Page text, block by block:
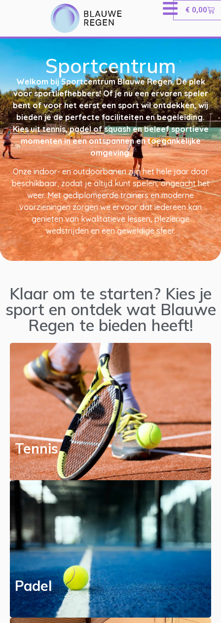
€ 0,00
Sportcentrum
Welkom bij Sportcentrum Blauwe Regen, Dé plek
voor sportliefhebbers! Of je nu een ervaren speler
bent of voor het eerst een sport wil ontdekken, wij
bieden je de perfecte faciliteiten en begeleiding.
Kies uit tennis, padel of squash en beleef sportieve
momenten in een ontspannen en toegankelijke
omgeving.
Onze indoor- en outdoorbanen zijn het hele jaar door
beschikbaar, zodat je altijd kunt spelen, ongeacht het
weer. Met gediplomeerde trainers en moderne
voorzieningen zorgen we ervoor dat iedereen kan
genieten van kwalitatieve lessen, plezierige
wedstrijden en een geweldige sfeer.
Klaar om te starten? Kies je
sport en ontdek wat Blauwe
Regen te bieden heeft!
Tennis
Padel